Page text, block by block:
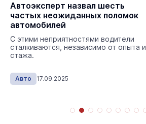
Автоэксперт назвал шесть
частых неожиданных поломок
автомобилей
С этими неприятностями водители
сталкиваются, независимо от опыта и
стажа.
Авто 17.09.2025